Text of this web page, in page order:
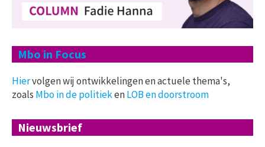
Mbo in Focus
Hiervolgen wij ontwikkelingen en actuele thema's,
zoals Mbo in de politiekenLOB en doorstroom
Nieuwsbrief